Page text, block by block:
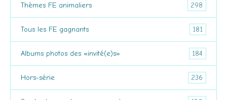
Thèmes FE animaliers 298
Tous les FE gagnants 181
Albums photos des «invité(e)s» 184
Hors-série 236